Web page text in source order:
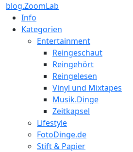
blog.ZoomLab
Info
Kategorien
Entertainment
Reingeschaut
Reingehört
Reingelesen
Vinyl und Mixtapes
Musik.Dinge
Zeitkapsel
Lifestyle
FotoDinge.de
Stift & Papier